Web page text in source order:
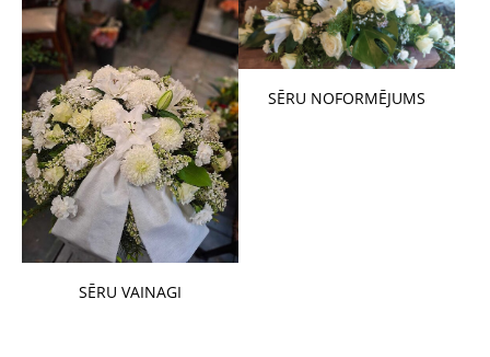
SĒRU VAINAGI
SĒRU NOFORMĒJUMS